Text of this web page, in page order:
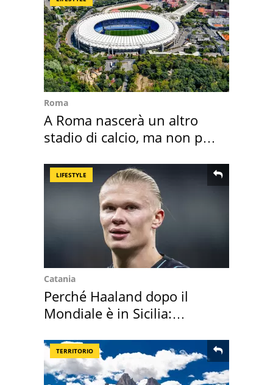
Roma
A Roma nascerà un altro
stadio di calcio, ma non per
LIFESTYLE
Catania
Perché Haaland dopo il
Mondiale è in Sicilia:
TERRITORIO